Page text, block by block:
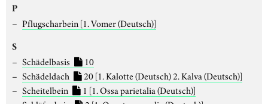
P
Pflugscharbein [1. Vomer (Deutsch)]
S
Schädelbasis
10
Schädeldach
20[1. Kalotte (Deutsch) 2. Kalva (Deutsch)]
Scheitelbein
1 [1. Ossa parietalia (Deutsch)]